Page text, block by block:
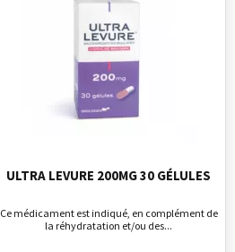
ULTRA LEVURE 200MG 30 GÉLULES
Ce médicament est indiqué, en complément de
la réhydratation et/ou des...